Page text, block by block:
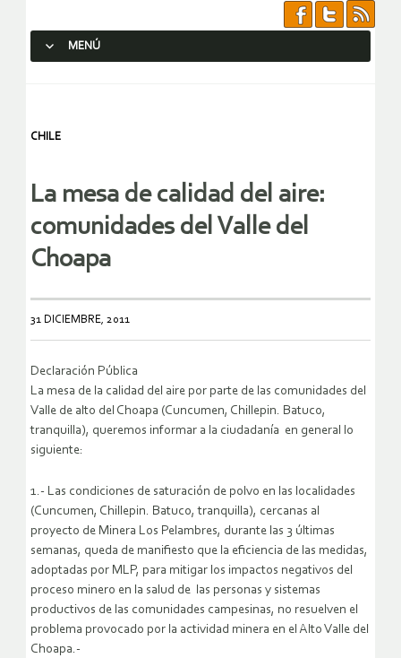
MENÚ
CHILE
La mesa de calidad del aire:
comunidades del Valle del
Choapa
31 DICIEMBRE, 2011
Declaración Pública
La mesa de la calidad del aire por parte de las comunidades del
Valle de alto del Choapa (Cuncumen, Chillepin. Batuco,
tranquilla), queremos informar a la ciudadanía en general lo
siguiente:
1.- Las condiciones de saturación de polvo en las localidades
(Cuncumen, Chillepin. Batuco, tranquilla), cercanas al
proyecto de Minera Los Pelambres, durante las 3 últimas
semanas, queda de manifiesto que la eficiencia de las medidas,
adoptadas por MLP, para mitigar los impactos negativos del
proceso minero en la salud de las personas y sistemas
productivos de las comunidades campesinas, no resuelven el
problema provocado por la actividad minera en el Alto Valle del
Choapa.-